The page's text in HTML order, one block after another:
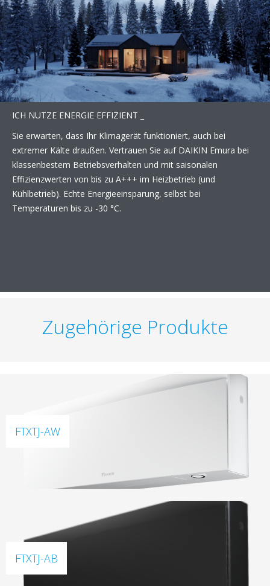
ICH NUTZE ENERGIE EFFIZIENT _
Sie erwarten, dass Ihr Klimagerät funktioniert, auch bei
extremer Kälte draußen. Vertrauen Sie auf DAIKIN Emura bei
klassenbestem Betriebsverhalten und mit saisonalen
Effizienzwerten von bis zu A+++ im Heizbetrieb (und
Kühlbetrieb). Echte Energieeinsparung, selbst bei
Temperaturen bis zu -30 °C.
Zugehörige Produkte
FTXTJ-AW
FTXTJ-AB